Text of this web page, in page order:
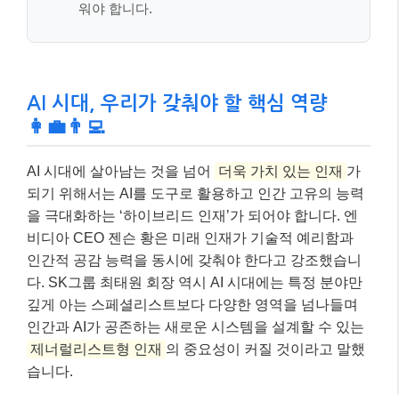
비디아 CEO 젠슨 황은 미래 인재가 기술적 예리함과
인간과 AI가 공존하는 새로운 시스템을 설계할 수 있는
제너럴리스트형 인재
AI 리터러시 및 프롬프트 엔지니어링:AI 도구를 이
해하고 효과적으로 활용하는 능력은 기본입니다. 초
기 프롬프트 엔지니어링을 넘어, 일관되고 예측 가능
한 답변을 얻기 위한 ‘컨텍스트 엔지니어링’ 역량이
중요해지고 있습니다.
비판적 사고 및 문제 해결 능력: AI가 생성한 정보의
정확성을 검증하고, 복잡한 문제를 AI와 협력하여 해
결하는 능력이 필수적입니다. AI는 코드를 빠르게 생
성하지만, 문제를 정의하고 시스템 방향을 결정하며